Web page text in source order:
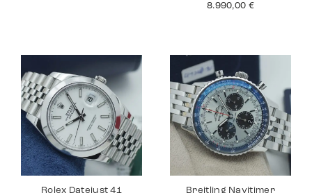
8.990,00 €
Rolex Datejust 41 Breitling Navitimer